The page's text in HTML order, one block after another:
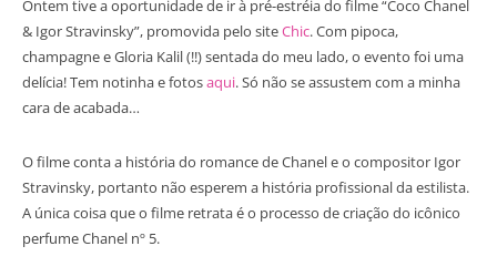
Ontem tive a oportunidade de ir à pré-estréia do filme “Coco Chanel
& Igor Stravinsky”, promovida pelo siteChic. Com pipoca,
champagne e Gloria Kalil (!!) sentada do meu lado, o evento foi uma
delícia! Tem notinha e fotosaqui. Só não se assustem com a minha
cara de acabada…
O filme conta a história do romance de Chanel e o compositor Igor
Stravinsky, portanto não esperem a história profissional da estilista.
A única coisa que o filme retrata é o processo de criação do icônico
perfume Chanel nº 5.